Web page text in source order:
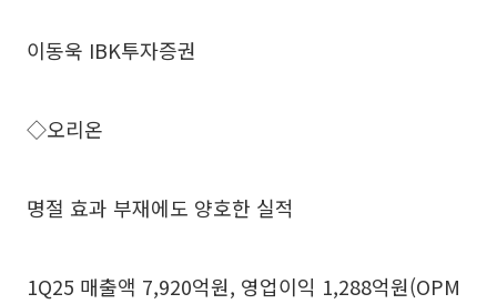
이동욱 IBK투자증권
◇오리온
명절 효과 부재에도 양호한 실적
1Q25 매출액 7,920억원, 영업이익 1,288억원(OPM